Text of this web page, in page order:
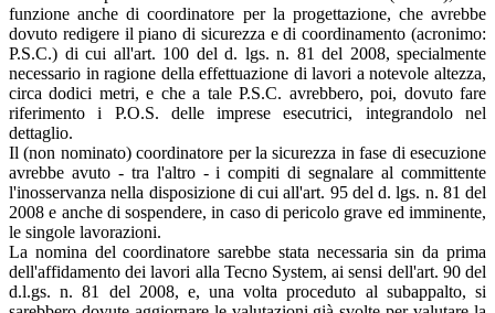
funzione anche di coordinatore per la progettazione, che avrebbe
dovuto redigere il piano di sicurezza e di coordinamento (acronimo:
P.S.C.) di cui all'art. 100 del d. lgs. n. 81 del 2008, specialmente
necessario in ragione della effettuazione di lavori a notevole altezza,
circa dodici metri, e che a tale P.S.C. avrebbero, poi, dovuto fare
riferimento i P.O.S. delle imprese esecutrici, integrandolo nel
dettaglio.
Il (non nominato) coordinatore per la sicurezza in fase di esecuzione
avrebbe avuto - tra l'altro - i compiti di segnalare al committente
l'inosservanza nella disposizione di cui all'art. 95 del d. lgs. n. 81 del
2008 e anche di sospendere, in caso di pericolo grave ed imminente,
le singole lavorazioni.
La nomina del coordinatore sarebbe stata necessaria sin da prima
dell'affidamento dei lavori alla Tecno System, ai sensi dell'art. 90 del
d.l.gs. n. 81 del 2008, e, una volta proceduto al subappalto, si